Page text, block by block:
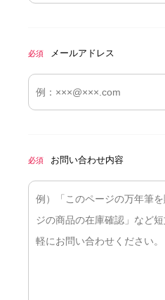
必須 メールアドレス
必須 お問い合わせ内容